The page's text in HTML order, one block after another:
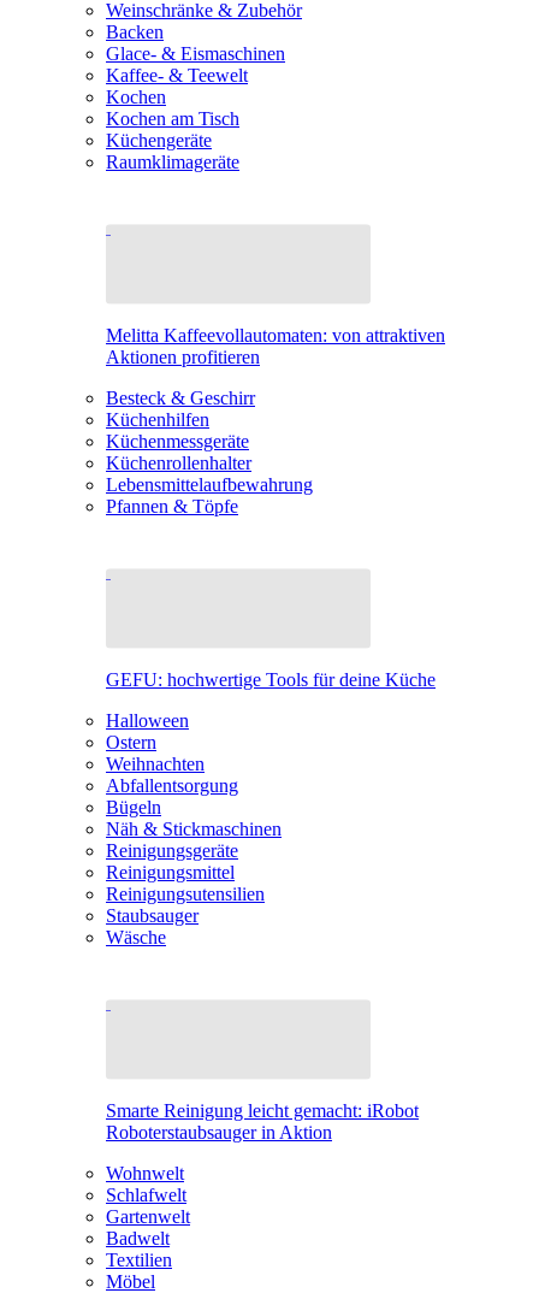
Weinschränke & Zubehör
Backen
Glace- & Eismaschinen
Kaffee- & Teewelt
Kochen
Kochen am Tisch
Küchengeräte
Raumklimageräte
Melitta Kaffeevollautomaten: von attraktiven
Aktionen profitieren
Besteck & Geschirr
Küchenhilfen
Küchenmessgeräte
Küchenrollenhalter
Lebensmittelaufbewahrung
Pfannen & Töpfe
GEFU: hochwertige Tools für deine Küche
Halloween
Ostern
Weihnachten
Abfallentsorgung
Bügeln
Näh & Stickmaschinen
Reinigungsgeräte
Reinigungsmittel
Reinigungsutensilien
Staubsauger
Wäsche
Smarte Reinigung leicht gemacht: iRobot
Roboterstaubsauger in Aktion
Wohnwelt
Schlafwelt
Gartenwelt
Badwelt
Textilien
Möbel